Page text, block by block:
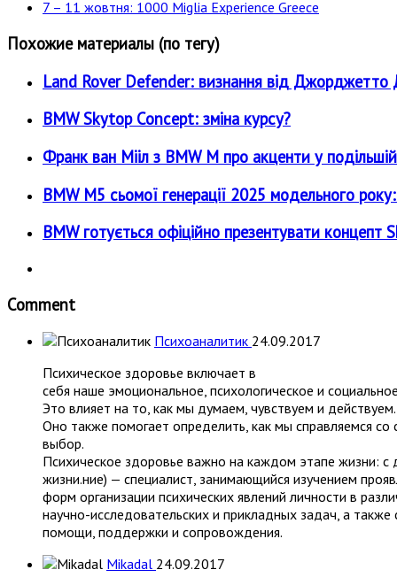
7 – 11 жовтня: 1000 Miglia Experience Greece
Похожие материалы (по тегу)
Land Rover Defender: визнання від
BMW Skytop Concept: зміна курсу?
Франк ван Мііл з BMW M про акценти у подільшій
BMW M5 сьомої генерації 2025 модельного
BMW готується офіційно презентувати
Comment
Психоаналитик 24.09.2017
Психическое здоровье включает в
себя наше эмоциональное, психологическое и
Это влияет на то, как мы думаем, чувствуем и действуем.
Оно также помогает определить, как мы справляемся
выбор.
Психическое здоровье важно на каждом этапе жизни: с
жизни.ние) — специалист, занимающийся изучением
форм организации психических явлений личности в
научно-исследовательских и прикладных задач, а также
помощи, поддержки и сопровождения.
Mikadal 24.09.2017